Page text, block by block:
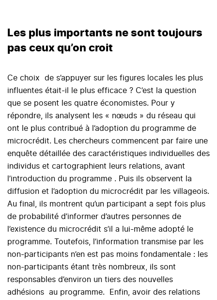
Les plus importants ne sont toujours
pas ceux qu’on croit
Ce choix de s’appuyer sur les figures locales les plus
influentes était-il le plus efficace ? C’est la question
que se posent les quatre économistes. Pour y
répondre, ils analysent les « nœuds » du réseau qui
ont le plus contribué à l’adoption du programme de
microcrédit. Les chercheurs commencent par faire une
enquête détaillée des caractéristiques individuelles des
individus et cartographient leurs relations, avant
l’introduction du programme . Puis ils observent la
diffusion et l’adoption du microcrédit par les villageois.
Au final, ils montrent qu’un participant a sept fois plus
de probabilité d’informer d’autres personnes de
l’existence du microcrédit s’il a lui-même adopté le
programme. Toutefois, l’information transmise par les
non-participants n’en est pas moins fondamentale : les
non-participants étant très nombreux, ils sont
responsables d’environ un tiers des nouvelles
adhésions au programme. Enfin, avoir des relations